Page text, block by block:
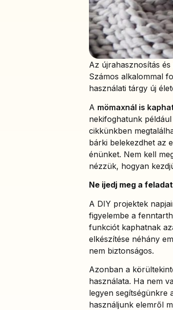
Az újrahasznosítás
Számos alkalommal
használati tárgy új
A mömaxnál is
nekifoghatunk
cikkünkben
bárki belekezdhet az
énünket. Nem kell
nézzük, hogyan
Ne ijedj meg a
A DIY projektek
figyelembe a
funkciót kaphatnak
elkészítése néhány
nem biztonságos.
Azonban a
használata. Ha nem
legyen segítségünkre
használjunk elemről